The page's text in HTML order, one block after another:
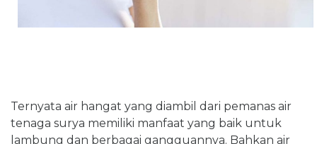
Ternyata air hangat yang diambil dari pemanas air
tenaga surya memiliki manfaat yang baik untuk
lambung dan berbagai gangguannya. Bahkan air